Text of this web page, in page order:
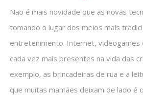
Não é mais novidade que as novas
tomando o lugar dos meios mais
entretenimento. Internet, videogames
cada vez mais presentes na vida das
exemplo, as brincadeiras de rua e a
que muitas mamães deixam de lado é